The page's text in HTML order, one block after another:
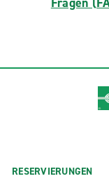
RESERVIERUNGEN